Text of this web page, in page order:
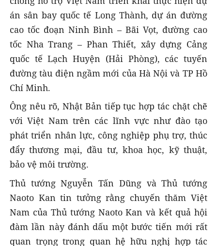
án sân bay quốc tế Long Thành, dự án đường
cao tốc đoạn Ninh Bình – Bãi Vọt, đường cao
tốc Nha Trang – Phan Thiết, xây dựng Cảng
quốc tế Lạch Huyện (Hải Phòng), các tuyến
đường tàu điện ngầm mới của Hà Nội và TP Hồ
Chí Minh.
Ông nêu rõ, Nhật Bản tiếp tục hợp tác chặt chẽ
với Việt Nam trên các lĩnh vực như đào tạo
phát triển nhân lực, công nghiệp phụ trợ, thúc
đẩy thương mại, đầu tư, khoa học, kỹ thuật,
bảo vệ môi trường.
Thủ tướng Nguyễn Tấn Dũng và Thủ tướng
Naoto Kan tin tưởng rằng chuyến thăm Việt
Nam của Thủ tướng Naoto Kan và kết quả hội
đàm lần này đánh dấu một bước tiến mới rất
quan trọng trong quan hệ hữu nghị hợp tác